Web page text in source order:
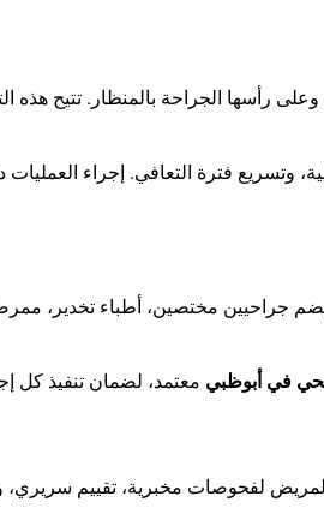
وعلى رأسها الجراحة بالمنظار. تتيح
وتسريع فترة التعافي. إجراء العمليات
جراحيين مختصين، أطباء تخدير،
في أبوظبي معتمد، لضمان تنفيذ كل
لفحوصات مخبرية، تقييم سريري،